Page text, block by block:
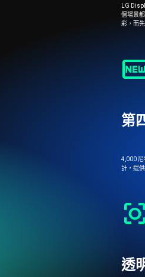
LG
個場景
彩，而
第
4,000 尼
計，提
center_focus_strong
透